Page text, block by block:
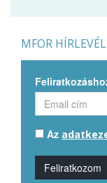
MFOR HÍRLEVÉL
Az
Feliratkozom